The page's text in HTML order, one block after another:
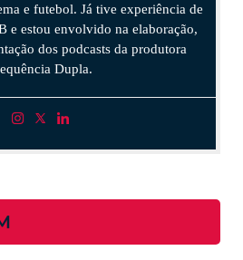
e futebol. Já tive experiência de
e estou envolvido na elaboração,
dos podcasts da produtora
Dupla.